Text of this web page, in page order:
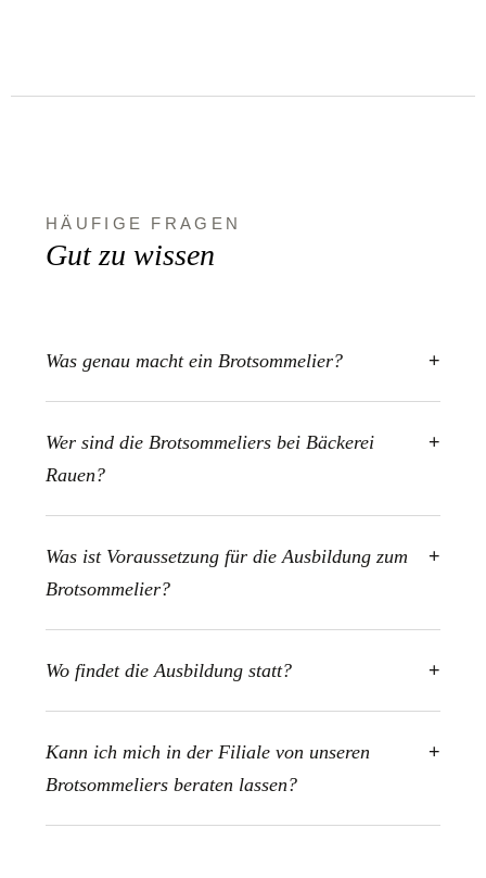
HÄUFIGE FRAGEN
Gut zu wissen
Was genau macht ein Brotsommelier?
Wer sind die Brotsommeliers bei Bäckerei
Rauen?
Was ist Voraussetzung für die Ausbildung zum
Brotsommelier?
Wo findet die Ausbildung statt?
Kann ich mich in der Filiale von unseren
Brotsommeliers beraten lassen?